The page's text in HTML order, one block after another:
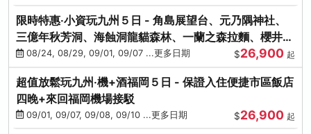
限時特惠‧小資玩九州５日 - 角島展望台、元乃隅神社、
三億年秋芳洞、海蝕洞龍貓森林、一蘭之森拉麵、櫻井二
見浦08/24, 08/29, 09/01, 09/07 ...更多日期 $26,900 起
超值放鬆玩九州‧機+酒福岡５日 - 保證入住便捷市區飯店
四晚+來回福岡機場接駁
09/01, 09/07, 09/08, 09/10 ...更多日期 $26,900 起